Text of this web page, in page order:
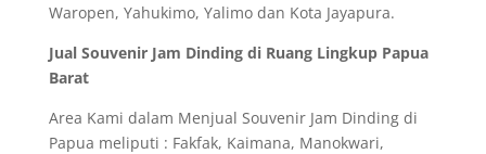
Waropen, Yahukimo, Yalimo dan Kota Jayapura.
Jual Souvenir Jam Dinding di Ruang Lingkup Papua
Barat
Area Kami dalam Menjual Souvenir Jam Dinding di
Papua meliputi : Fakfak, Kaimana, Manokwari,